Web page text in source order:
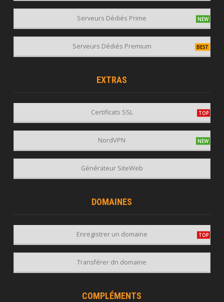
Serveurs Dédiés Prime
Serveurs Dédiés Premium
EXTRAS
Certificats SSL
Générateur SiteWeb
NordVPN
DOMAINES
Enregistrer un domaine
Transférer dn domaine
COMPLÉMENTS